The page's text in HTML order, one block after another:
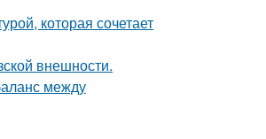
которая сочетает
внешности.
между